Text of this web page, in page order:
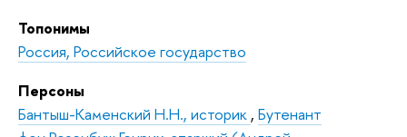
Топонимы
Россия, Российское государство
Персоны
Бантыш-Каменский Н.Н., историк , Бутенант